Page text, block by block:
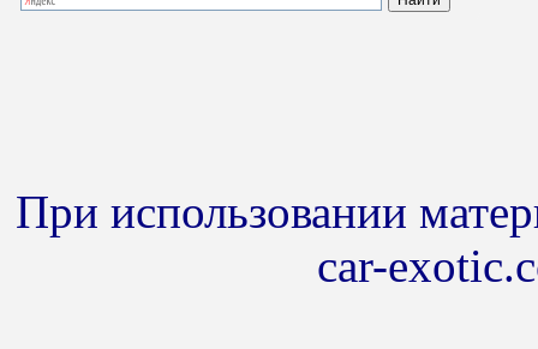
При использовании
car-